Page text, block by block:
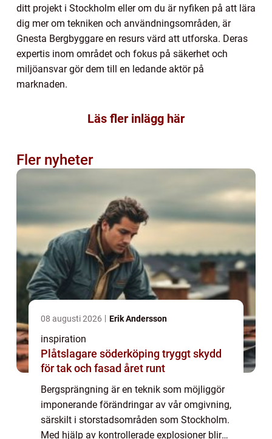
ditt projekt i Stockholm eller om du är nyfiken på att lära
dig mer om tekniken och användningsområden, är
Gnesta Bergbyggare en resurs värd att utforska. Deras
expertis inom området och fokus på säkerhet och
miljöansvar gör dem till en ledande aktör på
marknaden.
Läs fler inlägg här
Fler nyheter
08 augusti 2026 Erik Andersson
inspiration
Plåtslagare söderköping tryggt skydd
för tak och fasad året runt
Bergsprängning är en teknik som möjliggör
imponerande förändringar av vår omgivning,
särskilt i storstadsområden som Stockholm.
Med hjälp av kontrollerade explosioner blir